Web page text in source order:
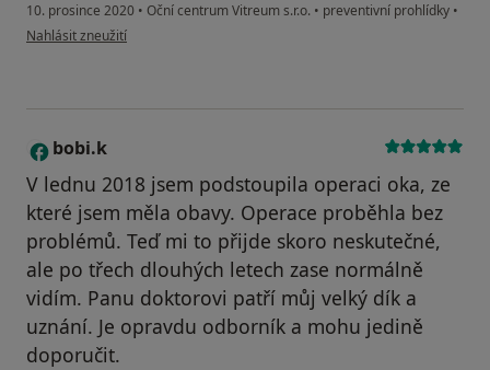
10. prosince 2020 • Oční centrum Vitreum s.r.o. • preventivní prohlídky •
podle názoru uživatele Vojtěch Křížek
Nahlásit zneužití
B bobi.k
V lednu 2018 jsem podstoupila operaci oka, ze
které jsem měla obavy. Operace proběhla bez
problémů. Teď mi to přijde skoro neskutečné,
ale po třech dlouhých letech zase normálně
vidím. Panu doktorovi patří můj velký dík a
uznání. Je opravdu odborník a mohu jedině
doporučit.